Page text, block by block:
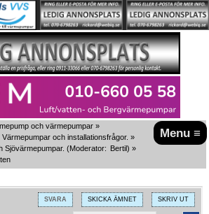
Menu ≡
och värmepumpar »
Värmepumpar och installationsfrågor. »
Sjövärmepumpar. (Moderator: Bertil) »
SVARA SKICKA ÄMNET SKRIV UT